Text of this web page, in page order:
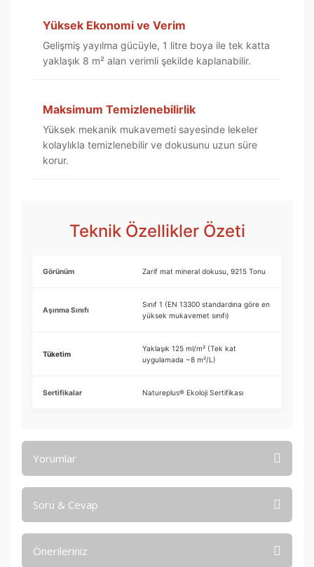
Yüksek Ekonomi ve Verim
Gelişmiş yayılma gücüyle, 1 litre boya ile tek katta
yaklaşık 8 m² alan verimli şekilde kaplanabilir.
Maksimum Temizlenebilirlik
Yüksek mekanik mukavemeti sayesinde lekeler
kolaylıkla temizlenebilir ve dokusunu uzun süre
korur.
Teknik Özellikler Özeti
Görünüm Zarif mat mineral dokusu, 9215 Tonu
Aşınma Sınıfı
Sınıf 1 (EN 13300 standardına göre en
yüksek mukavemet sınıfı)
Tüketim
Yaklaşık 125 ml/m² (Tek kat
uygulamada ~8 m²/L)
Sertifikalar Natureplus® Ekoloji Sertifikası
Yorumlar
Soru & Cevap
Önerileriniz